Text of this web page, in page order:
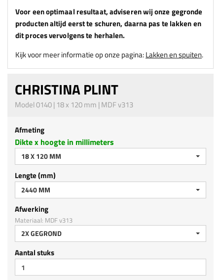
Voor een optimaal resultaat, adviserenwijonze gegronde
producten altijd eerst te schuren, daarna pas te lakken en
dit proces vervolgens te herhalen.
Kijk voor meer informatie op onze pagina:Lakken en spuiten.
CHRISTINA PLINT
Model 0140 | 18 x 120 mm | MDF v313
Afmeting
Dikte x hoogte in millimeters
18 X 120 MM
Lengte (mm)
2440 MM
Afwerking
Materiaal: MDF v313
2X GEGROND
Aantal stuks